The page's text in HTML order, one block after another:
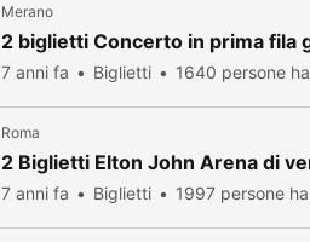
Merano
2 biglietti Concerto in prima fila
7 anni fa Biglietti 1640 persone
Roma
2 Biglietti Elton John Arena di
7 anni fa Biglietti 1997 persone